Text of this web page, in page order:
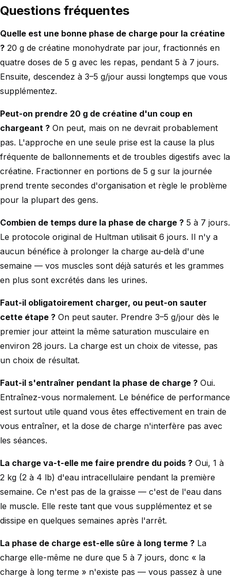
Questions fréquentes
Quelle est une bonne phase de charge pour la créatine
? 20 g de créatine monohydrate par jour, fractionnés en
quatre doses de 5 g avec les repas, pendant 5 à 7 jours.
Ensuite, descendez à 3–5 g/jour aussi longtemps que vous
supplémentez.
Peut-on prendre 20 g de créatine d'un coup en
chargeant ? On peut, mais on ne devrait probablement
pas. L'approche en une seule prise est la cause la plus
fréquente de ballonnements et de troubles digestifs avec la
créatine. Fractionner en portions de 5 g sur la journée
prend trente secondes d'organisation et règle le problème
pour la plupart des gens.
Combien de temps dure la phase de charge ? 5 à 7 jours.
Le protocole original de Hultman utilisait 6 jours. Il n'y a
aucun bénéfice à prolonger la charge au-delà d'une
semaine — vos muscles sont déjà saturés et les grammes
en plus sont excrétés dans les urines.
Faut-il obligatoirement charger, ou peut-on sauter
cette étape ? On peut sauter. Prendre 3–5 g/jour dès le
premier jour atteint la même saturation musculaire en
environ 28 jours. La charge est un choix de vitesse, pas
un choix de résultat.
Faut-il s'entraîner pendant la phase de charge ? Oui.
Entraînez-vous normalement. Le bénéfice de performance
est surtout utile quand vous êtes effectivement en train de
vous entraîner, et la dose de charge n'interfère pas avec
les séances.
La charge va-t-elle me faire prendre du poids ? Oui, 1 à
2 kg (2 à 4 lb) d'eau intracellulaire pendant la première
semaine. Ce n'est pas de la graisse — c'est de l'eau dans
le muscle. Elle reste tant que vous supplémentez et se
dissipe en quelques semaines après l'arrêt.
La phase de charge est-elle sûre à long terme ? La
charge elle-même ne dure que 5 à 7 jours, donc « la
charge à long terme » n'existe pas — vous passez à une